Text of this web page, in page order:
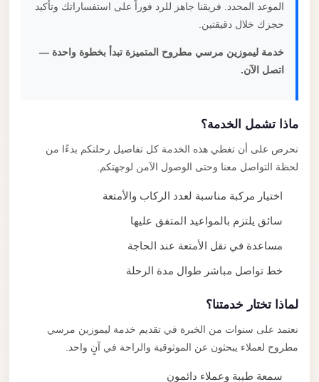
الموعد المحدد. فريقنا جاهز للرد فوراً على استفساراتك وتأكيد
حجزك خلال دقيقتين.
خدمة ليموزين مرسي مطروح المتميزة تبدأ بخطوة واحدة —
اتصل الآن.
ماذا تشمل الخدمة؟
نحرص على أن تغطي هذه الخدمة كل تفاصيل رحلتكم بدءًا من
لحظة التواصل معنا وحتى الوصول الآمن لوجهتكم.
اختيار مركبة مناسبة لعدد الركاب والأمتعة
سائق يلتزم بالمواعيد المتفق عليها
مساعدة في نقل الأمتعة عند الحاجة
خط تواصل مباشر طوال مدة الرحلة
لماذا تختار خدمتنا؟
نعتمد على سنوات من الخبرة في تقديم خدمة ليموزين مرسي
مطروح لعملاء يبحثون عن الموثوقية والراحة في آنٍ واحد.
سمعة طيبة وعملاء دائمون